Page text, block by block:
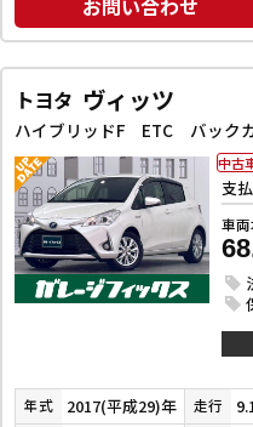
お問い合わせ
トヨタ ヴィッツ
支
車
中古
年式 2017(平成29)年 走行